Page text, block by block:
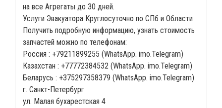
на все Агрегаты до 30 дней.
Услуги Эвакуатора Круглосуточно по СПб и Области
Получить подробную информацию, узнать стоимость
запчастей можно по телефонам:
Россия : +79211899255 (WhatsApp. imo.Telegram)
Казахстан : +77772384532 (WhatsApp. imo.Telegram)
Беларусь : +375297358379 (WhatsApp. imo.Telegram)
г. Санкт-Петербург
ул. Малая бухарестская 4